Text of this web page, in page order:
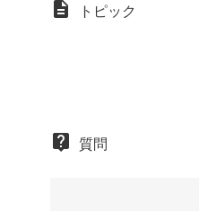
トピック
質問